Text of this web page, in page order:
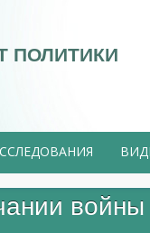
ПОЛИТИКИ